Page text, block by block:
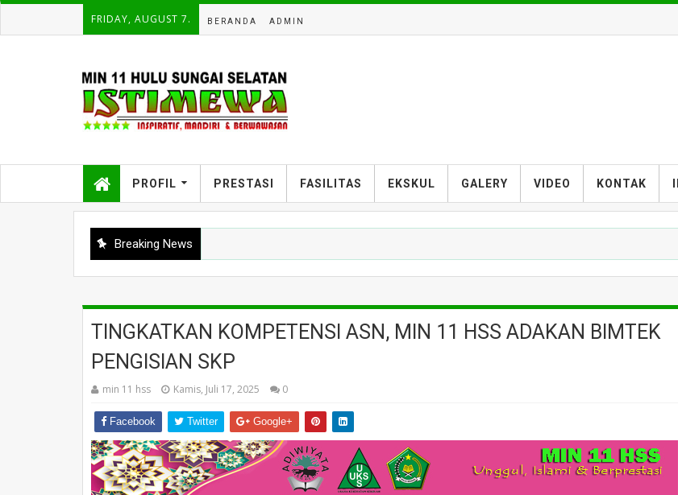
FRIDAY, AUGUST 7. BERANDA ADMIN
PROFIL PRESTASI FASILITAS EKSKUL GALERY VIDEO KONTAK
Breaking News
TINGKATKAN KOMPETENSI ASN, MIN 11 HSS ADAKAN BIMTEK
PENGISIAN SKP
min 11 hss Kamis, Juli 17, 2025 0
Facebook Twitter Google+